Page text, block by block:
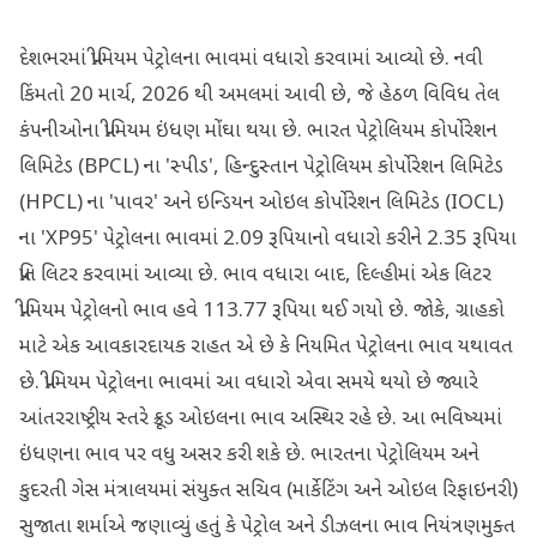
દેશભરમાં પ્રીમિયમ પેટ્રોલના ભાવમાં વધારો કરવામાં આવ્યો છે. નવી
કિંમતો 20 માર્ચ, 2026 થી અમલમાં આવી છે, જે હેઠળ વિવિધ તેલ
કંપનીઓના પ્રીમિયમ ઇંધણ મોંઘા થયા છે. ભારત પેટ્રોલિયમ કોર્પોરેશન
લિમિટેડ (BPCL) ના 'સ્પીડ', હિન્દુસ્તાન પેટ્રોલિયમ કોર્પોરેશન લિમિટેડ
(HPCL) ના 'પાવર' અને ઇન્ડિયન ઓઇલ કોર્પોરેશન લિમિટેડ (IOCL)
ના 'XP95' પેટ્રોલના ભાવમાં 2.09 રૂપિયાનો વધારો કરીને 2.35 રૂપિયા
પ્રતિ લિટર કરવામાં આવ્યા છે. ભાવ વધારા બાદ, દિલ્હીમાં એક લિટર
પ્રીમિયમ પેટ્રોલનો ભાવ હવે 113.77 રૂપિયા થઈ ગયો છે. જોકે, ગ્રાહકો
માટે એક આવકારદાયક રાહત એ છે કે નિયમિત પેટ્રોલના ભાવ યથાવત
છે. પ્રીમિયમ પેટ્રોલના ભાવમાં આ વધારો એવા સમયે થયો છે જ્યારે
આંતરરાષ્ટ્રીય સ્તરે ક્રૂડ ઓઇલના ભાવ અસ્થિર રહે છે. આ ભવિષ્યમાં
ઇંધણના ભાવ પર વધુ અસર કરી શકે છે. ભારતના પેટ્રોલિયમ અને
કુદરતી ગેસ મંત્રાલયમાં સંયુક્ત સચિવ (માર્કેટિંગ અને ઓઇલ રિફાઇનરી)
સુજાતા શર્માએ જણાવ્યું હતું કે પેટ્રોલ અને ડીઝલના ભાવ નિયંત્રણમુક્ત